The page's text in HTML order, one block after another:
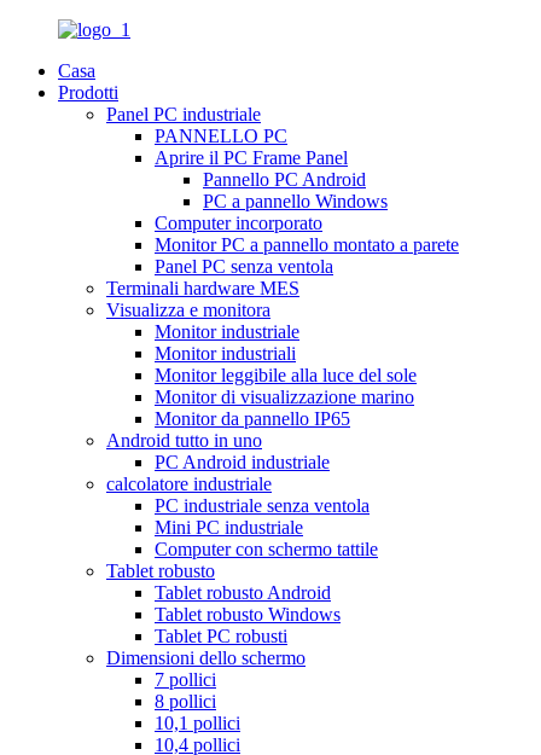
Casa
Prodotti
Panel PC industriale
PANNELLO PC
Aprire il PC Frame Panel
Pannello PC Android
PC a pannello Windows
Computer incorporato
Monitor PC a pannello montato a parete
Panel PC senza ventola
Terminali hardware MES
Visualizza e monitora
Monitor industriale
Monitor industriali
Monitor leggibile alla luce del sole
Monitor di visualizzazione marino
Monitor da pannello IP65
Android tutto in uno
PC Android industriale
calcolatore industriale
PC industriale senza ventola
Mini PC industriale
Computer con schermo tattile
Tablet robusto
Tablet robusto Android
Tablet robusto Windows
Tablet PC robusti
Dimensioni dello schermo
7 pollici
8 pollici
10,1 pollici
10,4 pollici